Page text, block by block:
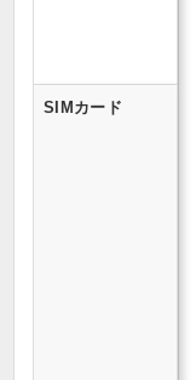
SIMカード